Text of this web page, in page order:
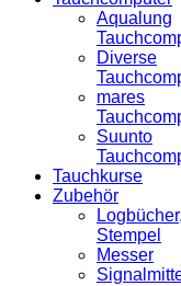
Aqualung
Diverse
mares
Suunto
Tauchkurse
Zubehör
Logbücher,
Stempel
Messer